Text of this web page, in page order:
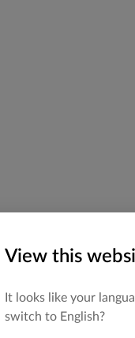
View this
It looks like your
switch to English?